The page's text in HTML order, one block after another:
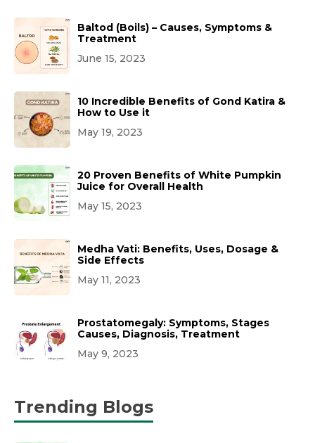
Baltod (Boils) – Causes, Symptoms &
Treatment
June 15, 2023
10 Incredible Benefits of Gond Katira &
How to Use it
May 19, 2023
20 Proven Benefits of White Pumpkin
Juice for Overall Health
May 15, 2023
Medha Vati: Benefits, Uses, Dosage &
Side Effects
May 11, 2023
Prostatomegaly: Symptoms, Stages
Causes, Diagnosis, Treatment
May 9, 2023
Trending Blogs